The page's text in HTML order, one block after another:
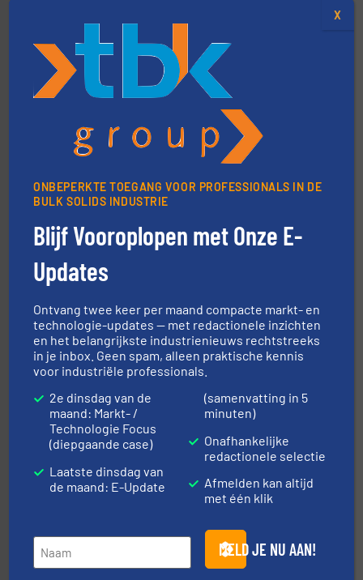
HETHON is wereldwijd specialist in poeder- en
vloeistofdosering, met name bij lastig te verwerken
Robbe Industries nv
weeg-, verpakking- en transportprocessen die klanten
in verschillende sectoren hebben geholpen.Meer info
➜
plastic-, (petro) chemische, farmaceutische,
mineralen-, energie en biomassa industrieën. Meer
info ➜
ONBEPERKTE TOEGANG VOOR PROFESSIONALS IN DE
BULK SOLIDS INDUSTRIE
Blijf Vooroplopen met Onze E-
Updates
Ontvang twee keer per maand compacte markt- en
technologie-updates — met redactionele inzichten
en het belangrijkste industrienieuws rechtstreeks
in je inbox. Geen spam, alleen praktische kennis
voor industriële professionals.
2e dinsdag van de
maand: Markt- /
Technologie Focus
(diepgaande case)
Laatste dinsdag van
de maand: E-Update
(samenvatting in 5
minuten)
Onafhankelijke
redactionele selectie
Afmelden kan altijd
met één klik
MELD JE NU AAN!
X